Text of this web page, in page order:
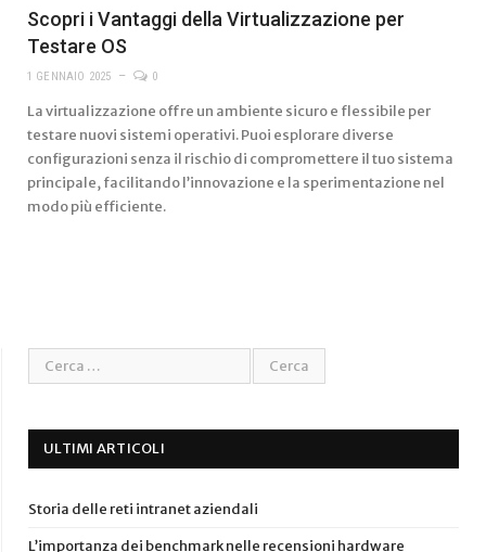
Scopri i Vantaggi della Virtualizzazione per
Testare OS
1 GENNAIO 2025 0
La virtualizzazione offre un ambiente sicuro e flessibile per
testare nuovi sistemi operativi. Puoi esplorare diverse
configurazioni senza il rischio di compromettere il tuo sistema
principale, facilitando l’innovazione e la sperimentazione nel
modo più efficiente.
ULTIMI ARTICOLI
Storia delle reti intranet aziendali
L’importanza dei benchmark nelle recensioni hardware